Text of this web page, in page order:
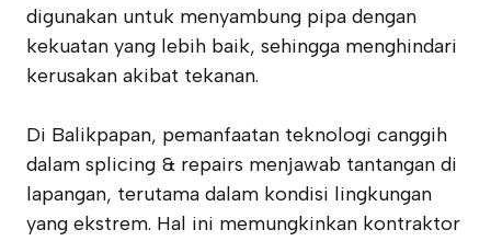
digunakan untuk menyambung pipa dengan
kekuatan yang lebih baik, sehingga menghindari
kerusakan akibat tekanan.
Di Balikpapan, pemanfaatan teknologi canggih
dalam splicing & repairs menjawab tantangan di
lapangan, terutama dalam kondisi lingkungan
yang ekstrem. Hal ini memungkinkan kontraktor